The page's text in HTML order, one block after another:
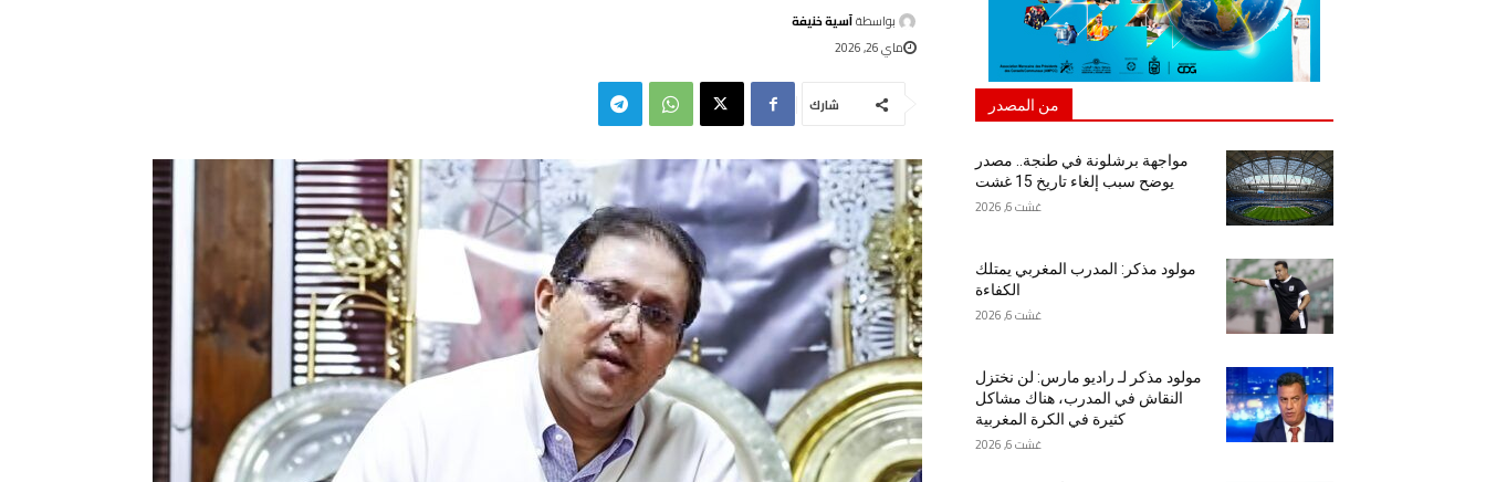
بواسطةآسية خنيفة
ماي 26, 2026
شارك من المصدر
مواجهة برشلونة في طنجة.. مصدر
يوضح سبب إلغاء تاريخ 15 غشت
غشت 6, 2026
مولود مذكر: المدرب المغربي يمتلك
الكفاءة
غشت 6, 2026
مولود مذكر لـ راديو مارس: لن نختزل
النقاش في المدرب، هناك مشاكل
كثيرة في الكرة المغربية
غشت 6, 2026